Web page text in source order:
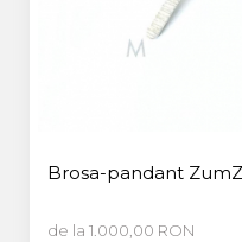
Brosa-pandant
de la 1.000,00 RON